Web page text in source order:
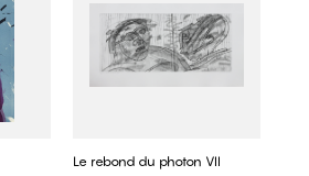
Le rebond du photon VII